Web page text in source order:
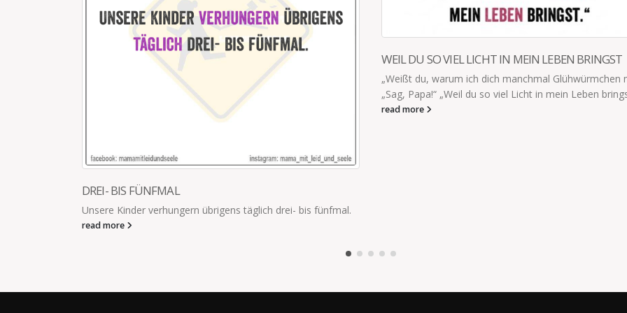
DREI- BIS FÜNFMAL
Unsere Kinder verhungern übrigens täglich drei- bis fünfmal.
read more
WEIL DU SO VIEL LICHT IN MEIN LEBEN BRINGST
„Weißt du, warum ich dich manchmal Glühwürmchen
„Sag, Papa!“ „Weil du so viel Licht in mein Leben
read more